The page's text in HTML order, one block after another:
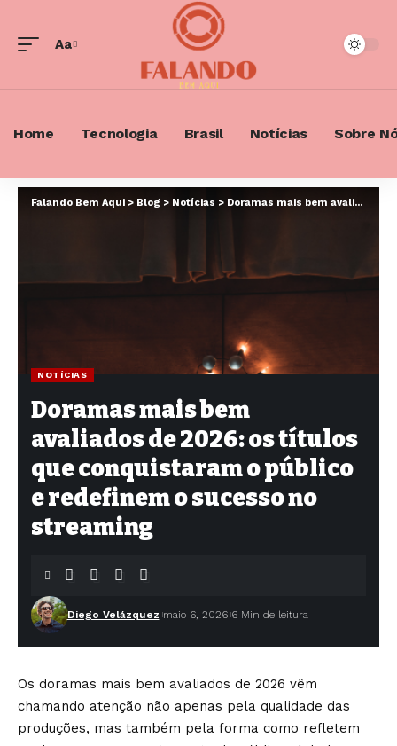
Font
Aa
Home Tecnologia Brasil Notícias Sobre
Falando Bem Aqui > Blog > Notícias > Doramas mais bem avaliados de 2026: os títulos que conquistaram o público e redefinem o sucesso no streaming
NOTÍCIAS
Doramas mais bem
avaliados de 2026: os títulos
que conquistaram o público
e redefinem o sucesso no
streaming
Diego Velázquez maio 6, 2026 6 Min de leitura
Os doramas mais bem avaliados de 2026 vêm
chamando atenção não apenas pela qualidade das
produções, mas também pela forma como refletem